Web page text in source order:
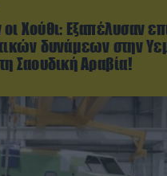
Χούθι: Eξαπέλυσαν
δυνάμεων στην
Σαουδική Αραβία!